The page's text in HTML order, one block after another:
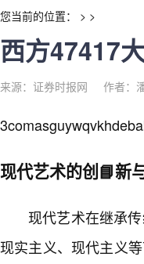
您当前的位置： > >
西方47417
来源：证券时报网 作者：
现代艺术的创📘新
现代艺术在继承
现实主义、现代主义